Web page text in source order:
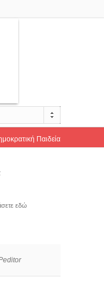
Παιδεία
εδώ